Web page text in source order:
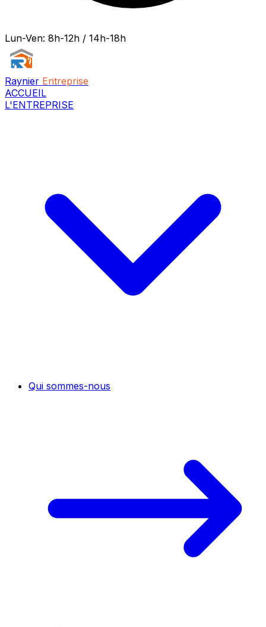
Lun-Ven: 8h-12h / 14h-18h
Raynier Entreprise
ACCUEIL
L'ENTREPRISE
Qui sommes-nous